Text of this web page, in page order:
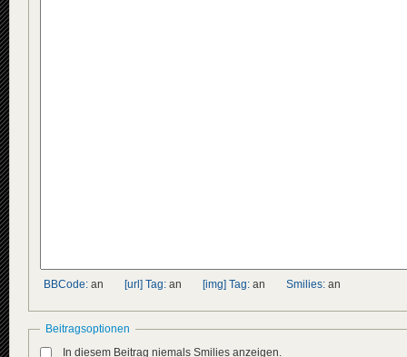
BBCode: an [url] Tag: an [img] Tag: an Smilies: an
Beitragsoptionen
In diesem Beitrag niemals Smilies anzeigen.